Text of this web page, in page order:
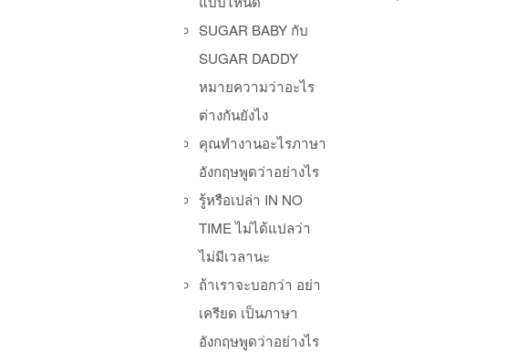
SUGAR BABY กับ
SUGAR DADDY
หมายความว่าอะไร
ต่างกันยังไง
คุณทำงานอะไรภาษา
อังกฤษพูดว่าอย่างไร
รู้หรือเปล่า IN NO
TIME ไม่ได้แปลว่า
ไม่มีเวลานะ
ถ้าเราจะบอกว่า อย่า
เครียด เป็นภาษา
อังกฤษพูดว่าอย่างไร